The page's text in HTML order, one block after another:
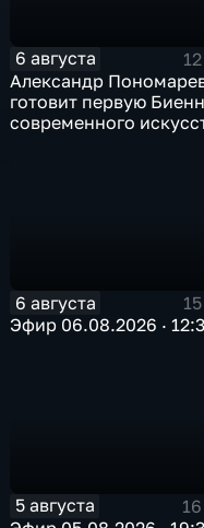
6 августа
Александр
готовит первую
современного
6 августа
Эфир 06.08.2026 ·
5 августа